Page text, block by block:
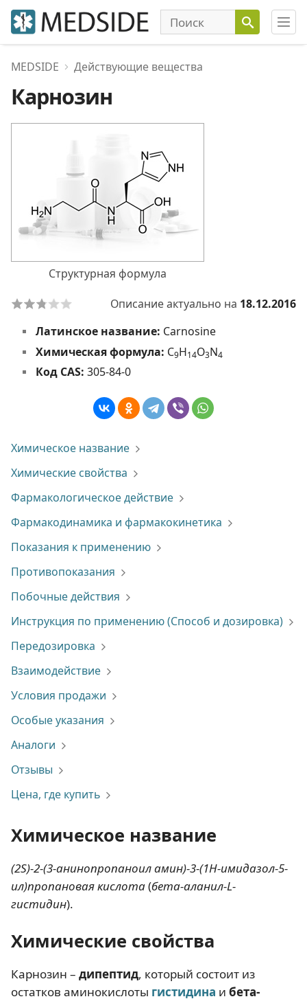
MEDSIDE Действующие вещества
Карнозин
Структурная формула
Описание актуально на 18.12.2016
Латинское название: Carnosine
Химическая формула: C9H14O3N4
Код CAS: 305-84-0
Химическое название
Химические свойства
Фармакологическое действие
Фармакодинамика и фармакокинетика
Показания к применению
Противопоказания
Побочные действия
Инструкция по применению (Способ и дозировка)
Передозировка
Взаимодействие
Условия продажи
Особые указания
Аналоги
Отзывы
Цена, где купить
Химическое название
(2S)-2-(3-анинопропаноил амин)-3-(1H-имидазол-5-
ил)пропановая кислота(бета-аланил-L-
гистидин).
Химические свойства
Карнозин – дипептид, который состоит из
остатков аминокислоты гистидина и бета-